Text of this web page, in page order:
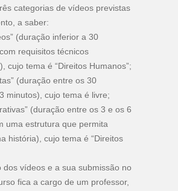
categorias de vídeos previstas
a saber:
(duração inferior a 30
requisitos técnicos
cujo tema é “Direitos Humanos”;
(duração entre os 30
minutos), cujo tema é livre;
(duração entre os 3 e os 6
uma estrutura que permita
história), cujo tema é “Direitos
dos vídeos e a sua submissão no
fica a cargo de um professor,